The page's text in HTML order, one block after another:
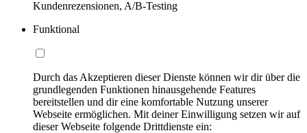
Kundenrezensionen, A/B-Testing
Funktional
Durch das Akzeptieren dieser Dienste können wir dir über die
grundlegenden Funktionen hinausgehende Features
bereitstellen und dir eine komfortable Nutzung unserer
Webseite ermöglichen. Mit deiner Einwilligung setzen wir auf
dieser Webseite folgende Drittdienste ein: